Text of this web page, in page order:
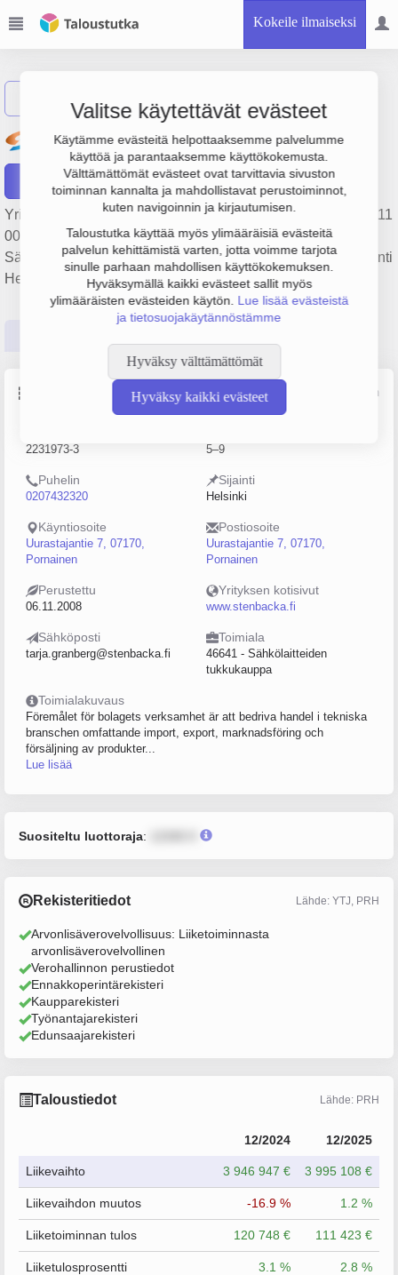
Kokeile ilmaiseksi
Valitse käytettävät evästeet
Käytämme evästeitä helpottaaksemme palvelumme
käyttöä ja parantaaksemme käyttökokemusta.
Välttämättömät evästeet ovat tarvittavia sivuston
toiminnan kannalta ja mahdollistavat perustoiminnot,
kuten navigoinnin ja kirjautumisen.
Taloustutka käyttää myös ylimääräisiä evästeitä
palvelun kehittämistä varten, jotta voimme tarjota
sinulle parhaan mahdollisen käyttökokemuksen.
Hyväksymällä kaikki evästeet sallit myös
ylimääräisten evästeiden käytön. Lue lisää evästeistä
ja tietosuojakäytännöstämme
Hyväksy välttämättömät
Hyväksy kaikki evästeet
Oy T. Stenbacka Ab
Raportit
Yrityksen Oy T. Stenbacka Ab liikevaihto on 4 milj. €, tulos 111
000 € ja henkilöstömäärä 7. Sen päätoimiala on
Sähkölaitteiden tukkukauppa, perustamisvuosi 2008 ja sijainti
Helsinki. Yrityksen yhtiömuoto Osakeyhtiö (OY).
Lähde: YTJ, PRH, Traficom
2231973-3 5–9
Puhelin
0207432320
Sijainti
Helsinki
Käyntiosoite
Uurastajantie 7, 07170,
Pornainen
Postiosoite
Uurastajantie 7, 07170,
Pornainen
Perustettu
06.11.2008
Yrityksen kotisivut
www.stenbacka.fi
Sähköposti
tarja.granberg@stenbacka.fi
Toimiala
46641 - Sähkölaitteiden
tukkukauppa
Toimialakuvaus
Föremålet för bolagets verksamhet är att bedriva handel i tekniska
branschen omfattande import, export, marknadsföring och
försäljning av produkter...
Lue lisää
Suositeltu luottoraja:
Rekisteritiedot Lähde: YTJ, PRH
Arvonlisäverovelvollisuus: Liiketoiminnasta
arvonlisäverovelvollinen
Verohallinnon perustiedot
Ennakkoperintärekisteri
Kaupparekisteri
Työnantajarekisteri
Edunsaajarekisteri
Taloustiedot Lähde: PRH
12/2024 12/2025
Liikevaihto 3 946 947 € 3 995 108 €
Liikevaihdon muutos -16.9 % 1.2 %
Liiketoiminnan tulos 120 748 € 111 423 €
Liiketulosprosentti 3.1 % 2.8 %